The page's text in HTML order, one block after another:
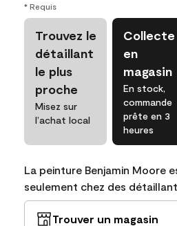
* Requis
Trouvez le
détaillant
le plus
proche
Misez sur
l’achat local
Collecte
en
magasin
En stock,
commande
prête en 3
heures
La peinture Benjamin Moore
seulement chez des
Trouver un magasin